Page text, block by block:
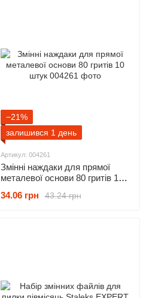
−21%
залишився 1 день
Артикул: 004261
Змінні наждаки для прямої
металевої основи 80 гритів 10
43.24 грн
34.06 грн